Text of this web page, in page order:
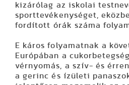
kizárólag az iskolai
sporttevékenységet,
fordított órák száma
E káros folyamatnak a
Európában a
vérnyomás, a szív- és
a gerinc és ízületi